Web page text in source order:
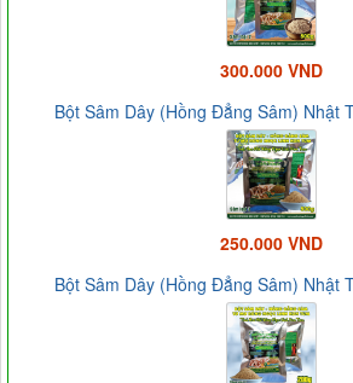
300.000 VND
Bột Sâm Dây (Hồng Đẳng Sâm) Nhật
250.000 VND
Bột Sâm Dây (Hồng Đẳng Sâm) Nhật